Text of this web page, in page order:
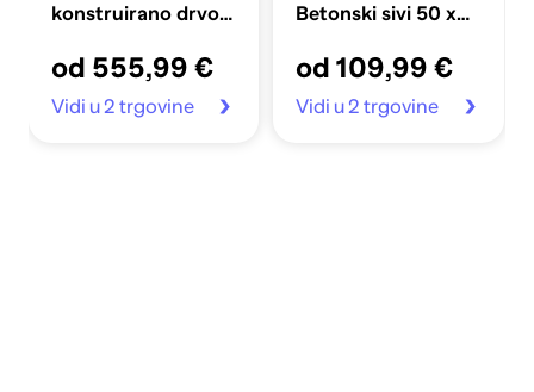
konstruirano drvo,
od 555,99 €
Vidi u 2 trgovine
Betonski sivi 50 x
od 109,99 €
Vidi u 2 trgovine